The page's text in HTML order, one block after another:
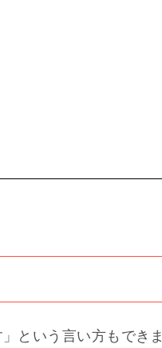
という言い方もできま